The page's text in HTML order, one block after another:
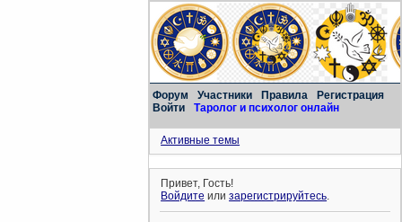
Форум Участники Правила
Регистрация
Войти
Таролог и психолог онлайн
Активные темы
Привет, Гость!
Войдите илизарегистрируйтесь.